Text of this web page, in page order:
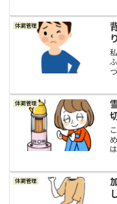
体調管理
体調管理
体調管理